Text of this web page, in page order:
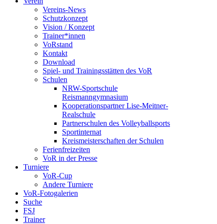
Vereins-News
Schutzkonzept
Vision / Konzept
Trainer*innen
VoRstand
Kontakt
Download
Spiel- und Trainingsstätten des VoR
Schulen
NRW-Sportschule
Reismanngymnasium
Kooperationspartner Lise-Meitner-
Realschule
Partnerschulen des Volleyballsports
Sportinternat
Kreismeisterschaften der Schulen
Ferienfreizeiten
VoR in der Presse
Turniere
VoR-Cup
Andere Turniere
VoR-Fotogalerien
Suche
FSJ
Trainer